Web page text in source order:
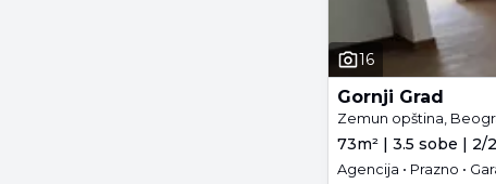
16
Gornji Grad
Zemun opština,
73m² | 3.5 sobe | 2/
Agencija • Prazno •